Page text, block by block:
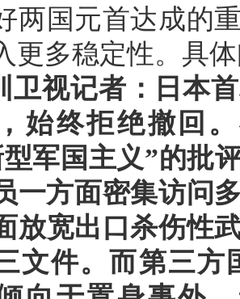
两国元首达成的
更多稳定性。具
卫视记者：日本
始终拒绝撤回
军国主义”的批
一方面密集访问
放宽出口杀伤性
文件。而第三方